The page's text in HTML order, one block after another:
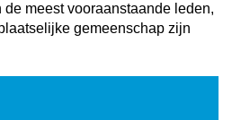
meest vooraanstaande leden,
gemeenschap zijn